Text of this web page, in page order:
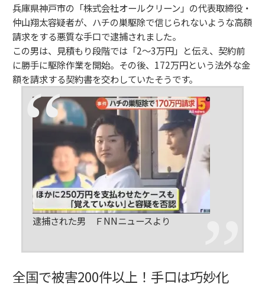
兵庫県神戸市の「株式会社オールクリーン」の代表取締役・
仲山翔太容疑者が、ハチの巣駆除で信じられないような高額
請求をする悪質な手口で逮捕されました。
この男は、見積もり段階では「2～3万円」と伝え、契約前
に勝手に駆除作業を開始。その後、172万円という法外な金
額を請求する契約書を交わしていたそうです。
逮捕された男 ＦNNニュースより
全国で被害200件以上！手口は巧妙化